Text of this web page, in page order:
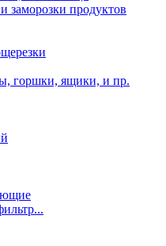
заморозки продуктов
горшки, ящики, и пр.